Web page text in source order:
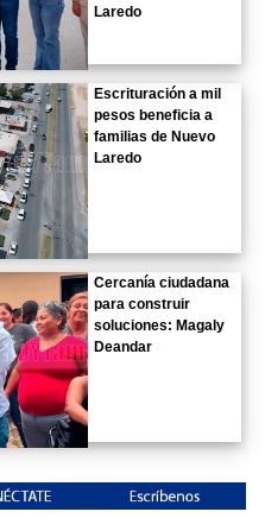
Laredo
Escrituración a mil
pesos beneficia a
familias de Nuevo
Laredo
Cercanía ciudadana
para construir
soluciones: Magaly
Deandar